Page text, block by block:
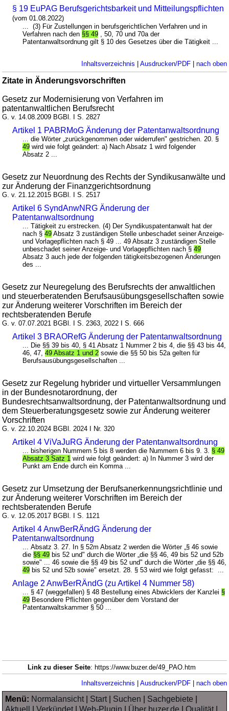
§ 19 EuPAG Berufsgerichtsbarkeit und Mitteilungspflichten
(vom 01.08.2022)
... (3) Für Zustellungen in berufsgerichtlichen Verfahren und in
Verfahren nach den §§ 49 , 50, 70 und 70a der
Patentanwaltsordnung gilt § 10 des Gesetzes über die Tätigkeit ...
Inhaltsverzeichnis Ausdrucken/PDF| nach oben
Zitate in Änderungsvorschriften
Gesetz zur Modernisierung von Verfahren im
patentanwaltlichen Berufsrecht
G. v. 14.08.2009 BGBl. I S. 2827
Artikel 1 PABRMoG Änderung der Patentanwaltsordnung
... die Wörter „zurückgenommen oder widerrufen" gestrichen. 20. §
49 wird wie folgt geändert: a) Nach Absatz 1 wird folgender
Absatz 2 ...
Gesetz zur Neuordnung des Rechts der Syndikusanwälte und
zur Änderung der Finanzgerichtsordnung
G. v. 21.12.2015 BGBl. I S. 2517
Artikel 6 SyndAnwNRG Änderung der
Patentanwaltsordnung
... Tätigkeit zu erstrecken. (4) Der Syndikuspatentanwalt hat der
nach §49 Absatz 3 zuständigen Stelle unbeschadet seiner Anzeige-
und Vorlagepflichten nach § 49 ... 49 Absatz 3 zuständigen Stelle
unbeschadet seiner Anzeige- und Vorlagepflichten nach §49
Absatz 3 auch jede der folgenden tätigkeitsbezogenen Änderungen
des ...
Gesetz zur Neuregelung des Berufsrechts der anwaltlichen
und steuerberatenden Berufsausübungsgesellschaften sowie
zur Änderung weiterer Vorschriften im Bereich der
rechtsberatenden Berufe
G. v. 07.07.2021 BGBl. I S. 2363, 2022 I S. 666
Artikel 3 BRAORefG Änderung der Patentanwaltsordnung
... Die §§ 39 bis 40, § 41 Absatz 1 Nummer 2 bis 4, die §§ 43 bis 44,
46, 47,49 Absatz 1 und 2 sowie die §§ 50 bis 52a gelten für
Berufsausübungsgesellschaften ...
Gesetz zur Regelung hybrider und virtueller Versammlungen
in der Bundesnotarordnung, der
Bundesrechtsanwaltsordnung, der Patentanwaltsordnung und
dem Steuerberatungsgesetz sowie zur Änderung weiterer
Vorschriften
G. v. 22.10.2024 BGBl. 2024 I Nr. 320
Artikel 4 ViVaJuRG Änderung der Patentanwaltsordnung
... bisherigen Nummern 5 bis 8 werden die Nummern 6 bis 9. 3. § 49
Absatz 3 Satz 1 wird wie folgt geändert: a) In Nummer 3 wird der
Punkt am Ende durch ein Komma ...
Gesetz zur Umsetzung der Berufsanerkennungsrichtlinie und
zur Änderung weiterer Vorschriften im Bereich der
rechtsberatenden Berufe
G. v. 12.05.2017 BGBl. I S. 1121
Artikel 4 AnwBerRÄndG Änderung der
Patentanwaltsordnung
... Absatz 3. 27. In § 52m Absatz 2 werden die Wörter „§ 46 sowie
die §§ 49 bis 52 und" durch die Wörter „die §§ 46, 49 bis 52 und 52b
sowie" ... 46 sowie die §§ 49 bis 52 und" durch die Wörter „die §§ 46,
49 bis 52 und 52b sowie" ersetzt. 28. § 53 wird wie folgt gefasst: ...
Anlage 2 AnwBerRÄndG (zu Artikel 4 Nummer 58)
... § 47 (weggefallen) § 48 Bestellung eines Abwicklers der Kanzlei §
49 Besondere Pflichten gegenüber dem Vorstand der
Patentanwaltskammer § 50 ...
Link zu dieser Seite: https://www.buzer.de/49_PAO.htm
Inhaltsverzeichnis Ausdrucken/PDF| nach oben
Menü: Normalansicht| Start| Suchen Sachgebiete